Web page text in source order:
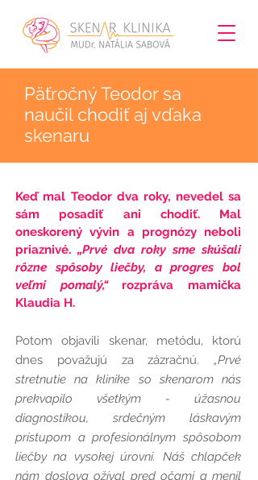
Päťročný Teodor sa
naučil chodiť aj vďaka
skenaru
Keď mal Teodordva roky, nevedel sa
sám posadiť ani chodiť. Mal
oneskorený vývin a prognózy neboli
priaznivé. „Prvé dva roky sme skúšali
rôzne spôsoby liečby, a progres bol
veľmi pomalý,“rozpráva mamička
Klaudia H.
Potom objavili skenar,metódu, ktorú
dnes považujú za zázračnú. „Prvé
stretnutie naklinike so skenarom nás
prekvapilo všetkým - úžasnou
diagnostikou, srdečným láskavým
prístupom a profesionálnym spôsobom
liečby na vysokej úrovni. Náš chlapček
nám doslova ožíval pred očami a menil